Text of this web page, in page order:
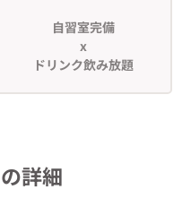
自習室完備
x
ドリンク飲み放題
詳細